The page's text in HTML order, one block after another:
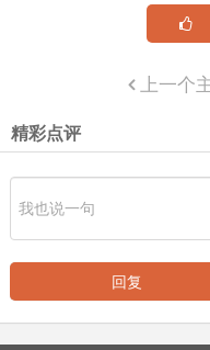
上一个
精彩点评